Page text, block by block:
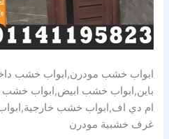
ابواب خشب مودرن,ابواب خشب
باين,ابواب خشب ابيض,ابواب خشب
ام دي اف,ابواب خشب
غرف خشبية مودرن